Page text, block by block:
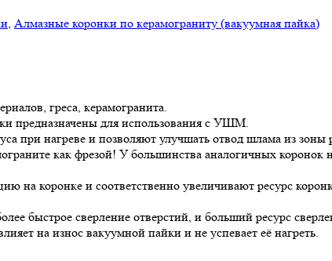
Алмазные коронки по керамограниту (вакуумная пайка)
греса, керамогранита.
предназначены для использования с УШМ.
при нагреве и позволяют улучшать отвод шлама из зоны
как фрезой! У большинства аналогичных
на коронке и соответственно увеличивают ресурс
быстрое сверление отверстий, и больший ресурс
на износ вакуумной пайки и не успевает её нагреть.